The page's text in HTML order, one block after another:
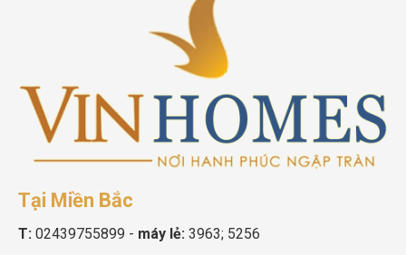
Tại Miền Bắc
T: 02439755899 - máy lẻ: 3963; 5256